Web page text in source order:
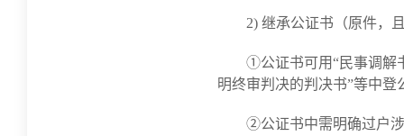
2) 继承公证书（原件，
①公证书可用“民事调解
明终审判决的判决书”等中
②公证书中需明确过户